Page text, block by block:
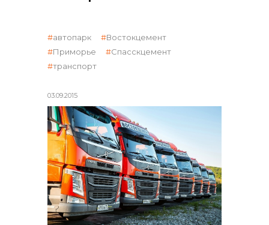
объявленные закупки
реализация неликвидов
контакты отдела закупок
03.09.2015
автопарк
Востокцемент
Приморье
Спасскцемент
транспорт